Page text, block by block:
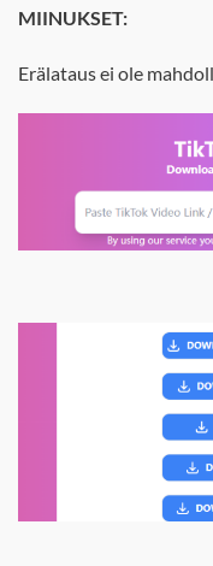
MIINUKSET:
Erälataus ei ole